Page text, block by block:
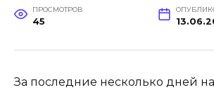
ПРОСМОТРОВ
45
За последние несколько дней